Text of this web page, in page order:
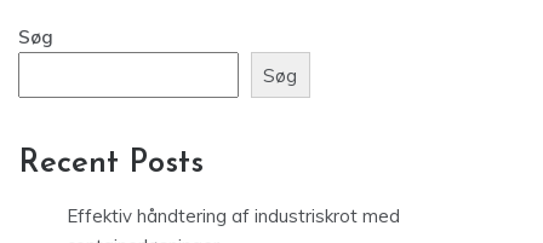
Søg
Søg
Recent Posts
Effektiv håndtering af industriskrot med